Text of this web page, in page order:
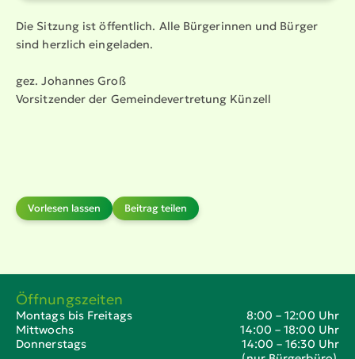
Öffnungszeiten
Montags bis Freitags
8:00 – 12:00 Uhr
Mittwochs
14:00 – 18:00 Uhr
Donnerstags
14:00 – 16:30 Uhr
Die Sitzung ist öffentlich. Alle Bürgerinnen und Bürger
sind herzlich eingeladen.
gez. Johannes Groß
Vorsit­zender der Gemein­de­ver­tretung Künzell
Vorlesen lassen Beitrag teilen